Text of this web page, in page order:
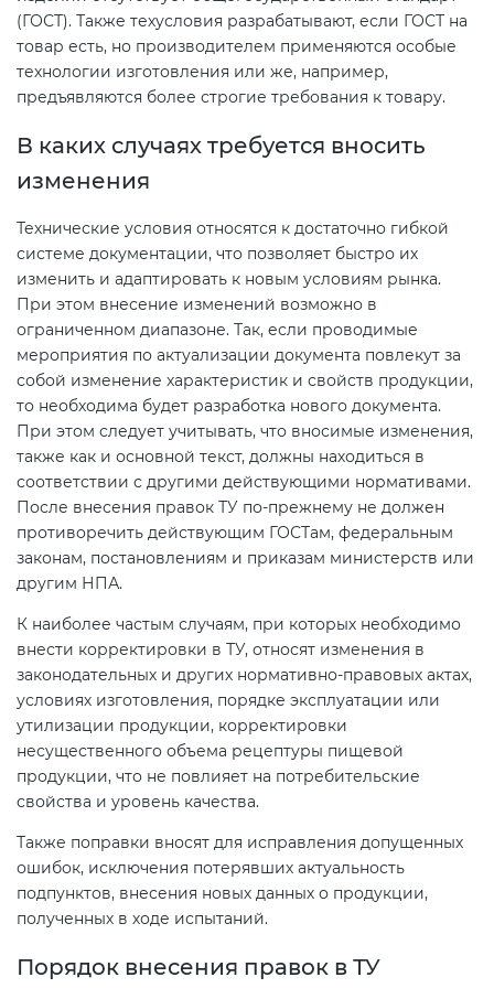
(ГОСТ). Также техусловия разрабатывают, если ГОСТ на
товар есть, но производителем применяются особые
технологии изготовления или же, например,
предъявляются более строгие требования к товару.
В каких случаях требуется вносить
изменения
Технические условия относятся к достаточно гибкой
системе документации, что позволяет быстро их
изменить и адаптировать к новым условиям рынка.
При этом внесение изменений возможно в
ограниченном диапазоне. Так, если проводимые
мероприятия по актуализации документа повлекут за
собой изменение характеристик и свойств продукции,
то необходима будет разработка нового документа.
При этом следует учитывать, что вносимые изменения,
также как и основной текст, должны находиться в
соответствии с другими действующими нормативами.
После внесения правок ТУ по-прежнему не должен
противоречить действующим ГОСТам, федеральным
законам, постановлениям и приказам министерств или
другим НПА.
К наиболее частым случаям, при которых необходимо
внести корректировки в ТУ, относят изменения в
законодательных и других нормативно-правовых актах,
условиях изготовления, порядке эксплуатации или
утилизации продукции, корректировки
несущественного объема рецептуры пищевой
продукции, что не повлияет на потребительские
свойства и уровень качества.
Также поправки вносят для исправления допущенных
ошибок, исключения потерявших актуальность
подпунктов, внесения новых данных о продукции,
полученных в ходе испытаний.
Порядок внесения правок в ТУ
Сертификация спортивных
товаров
Сертификация электротехники
Сертификация ресурсов
Остальное
БАДы
Декларация ТР ТС
ТС 009)
по схеме 5Д (ТР ТС 010)
Декларирование пищевой
продукции (ТР ТС 021)
Декларирование алкогольной
продукции (ТР ЕАЭС 047)
Декларирование
электромагнитной
совместимости (ТР ТС 020)
(ТР ТС 007)
Сертификация товаров легкой
промышленности (ТР ТС 017)
Сертификация промышленного
оборудования (ТР ТС 010)
Сертификация средств
индивидуальной защиты (ТР ТС
019)